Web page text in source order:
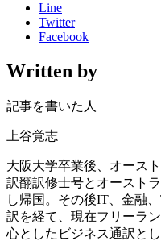
Line
Twitter
Facebook
Written by
記事を書いた人
上谷覚志
大阪大学卒業後、オース
訳翻訳修士号とオースト
し帰国。その後IT、金融
訳を経て、現在フリーラ
心としたビジネス通訳と